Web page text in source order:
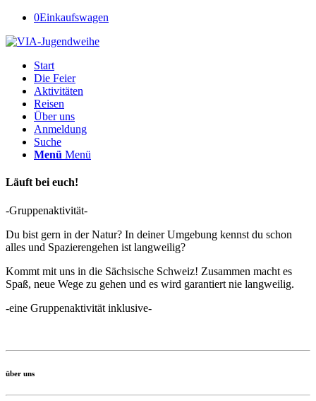
0Einkaufswagen
Start
Die Feier
Aktivitäten
Reisen
Über uns
Anmeldung
Suche
Menü Menü
Läuft bei euch!
-Gruppenaktivität-
Du bist gern in der Natur? In deiner Umgebung kennst du schon
alles und Spazierengehen ist langweilig?
Kommt mit uns in die Sächsische Schweiz! Zusammen macht es
Spaß, neue Wege zu gehen und es wird garantiert nie langweilig.
-eine Gruppenaktivität inklusive-
über uns